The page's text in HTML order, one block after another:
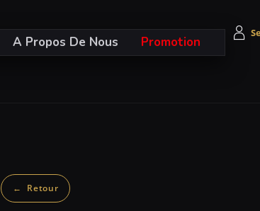
A Propos De Nous Promotion